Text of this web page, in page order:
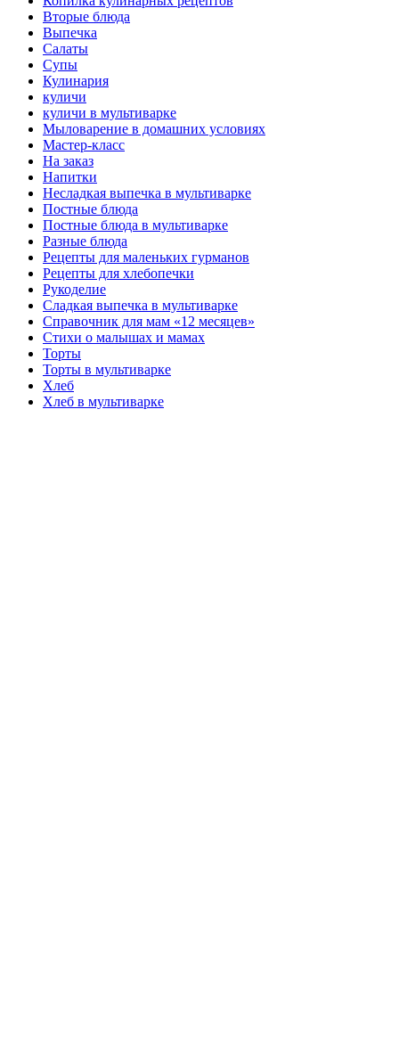
Вторые блюда
Выпечка
Салаты
Супы
Кулинария
куличи
куличи в мультиварке
Мыловарение в домашних условиях
Мастер-класс
На заказ
Напитки
Несладкая выпечка в мультиварке
Постные блюда
Постные блюда в мультиварке
Разные блюда
Рецепты для маленьких гурманов
Рецепты для хлебопечки
Рукоделие
Сладкая выпечка в мультиварке
Справочник для мам «12 месяцев»
Стихи о малышах и мамах
Торты
Торты в мультиварке
Хлеб
Хлеб в мультиварке